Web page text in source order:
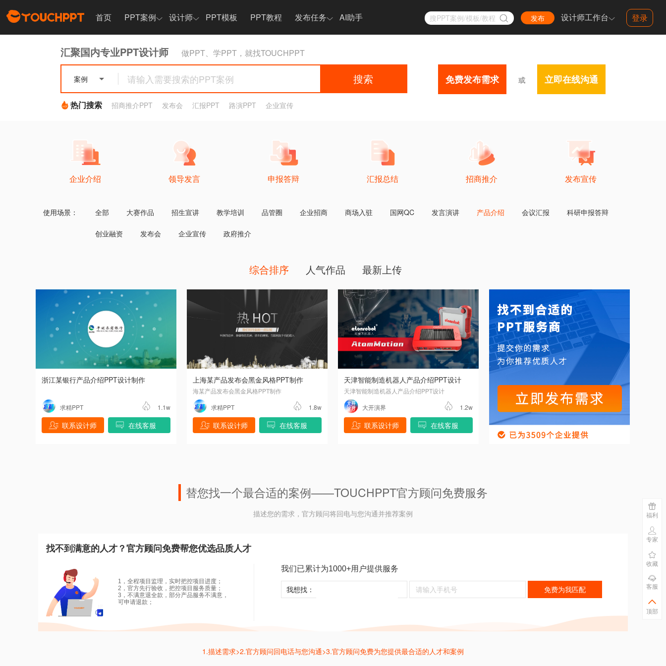
首页 PPT案例
企业介绍 领导发言 申报答辩
汇报总结 招商推介 发布宣传
热门案例
快手音乐生态大会keynote设计
抖音音乐生态大会keynote设计
海尔空调产品发布会keynote设计
卡萨帝产品发布会keynote设计
美的全屋水解决方案产品发布会keynote设计部分页面
设计师
设计师招募
热门专题
PPT模板 PPT教程 发布任务
PPT大赛
AI助手 搜PPT案例/模板/教程 发布 设计师工作台 登录
汇聚国内专业PPT设计师 做PPT、学PPT，就找TOUCHPPT
案例 搜索 免费发布需求 或 立即在线沟通
热门搜索 招商推介PPT 发布会 汇报PPT 路演PPT 企业宣传
企业介绍 领导发言 申报答辩 汇报总结 招商推介 发布宣传
使用场景： 全部 大赛作品 招生宣讲 教学培训 品管圈 企业招商 商场入驻 国网QC 发言演讲 产品介绍 会议汇报 科研申报答辩
创业融资 发布会 企业宣传 政府推介
综合排序 人气作品 最新上传
浙江某银行产品介绍PPT设计制作
求精PPT 1.1w
联系设计师 在线客服
上海某产品发布会黑金风格PPT制作
海某产品发布会黑金风格PPT制作
求精PPT
1.8w
联系设计师 在线客服
天津智能制造机器人产品介绍PPT设计
天津智能制造机器人产品介绍PPT设计
大开演界
1.2w
联系设计师 在线客服
替您找一个最合适的案例——TOUCHPPT官方顾问免费服务
描述您的需求，官方顾问将回电与您沟通并推荐案例
找不到满意的人才？官方顾问免费帮您优选品质人才
1，全程项目监理，实时把控项目进度；
2，官方先行验收，把控项目服务质量；
3，不满意退全款，部分产品服务不满意，
可申请退款；
我们已累计为1000+用户提供服务
我想找： 免费为我匹配
1.描述需求>2.官方顾问回电话与您沟通>3.官方顾问免费为您提供最合适的人才和案例
福利
专家
收藏
客服
顶部